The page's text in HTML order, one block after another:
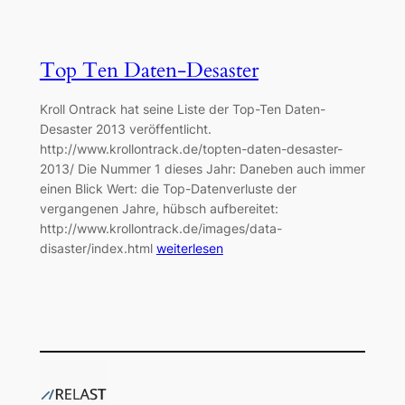
Top Ten Daten-Desaster
Kroll Ontrack hat seine Liste der Top-Ten Daten-
Desaster 2013 veröffentlicht.
http://www.krollontrack.de/topten-daten-desaster-
2013/ Die Nummer 1 dieses Jahr: Daneben auch immer
einen Blick Wert: die Top-Datenverluste der
vergangenen Jahre, hübsch aufbereitet:
http://www.krollontrack.de/images/data-
disaster/index.html weiterlesen